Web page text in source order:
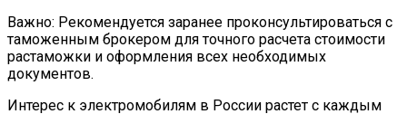
Важно: Рекомендуется заранее проконсультироваться с
таможенным брокером для точного расчета стоимости
растаможки и оформления всех необходимых
документов.
Интерес к электромобилям в России растет с каждым